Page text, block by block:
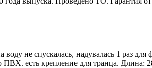
не спускалась, надувалась 1 раз
есть крепление для транца. Длина: